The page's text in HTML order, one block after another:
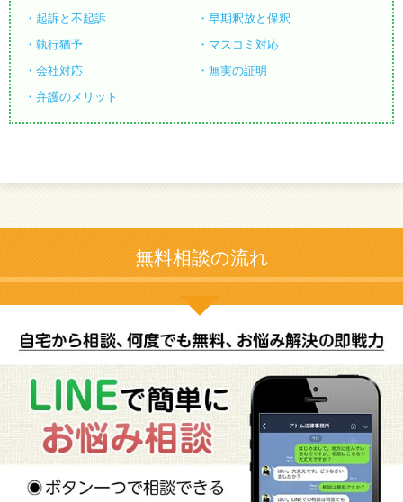
起訴と不起訴
早期釈放と保釈
執行猶予
マスコミ対応
会社対応
無実の証明
弁護のメリット
無料相談の流れ